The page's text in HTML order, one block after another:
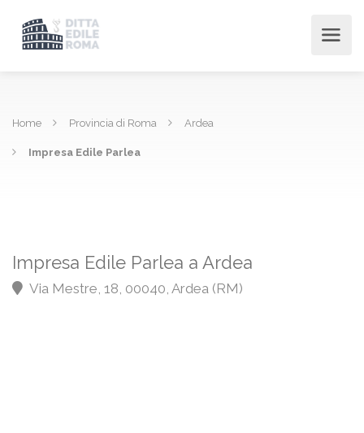
Home Provincia di Roma Ardea
Impresa Edile Parlea
Impresa Edile Parlea a Ardea
Via Mestre, 18, 00040, Ardea (RM)